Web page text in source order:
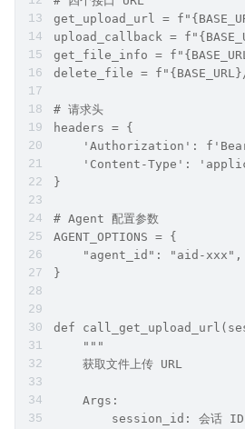
get_upload_url =
upload_callback =
get_file_info =
delete_file =
# 请求头
headers = {
'Authorization': f'Bearer
'Content-Type':
}
# Agent 配置参数
AGENT_OPTIONS = {
"agent_id": "aid-xxx",
}
def
"""
获取文件上传 URL
Args:
session_id: 会话 ID